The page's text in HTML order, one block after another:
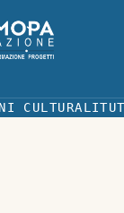
CULTURALI